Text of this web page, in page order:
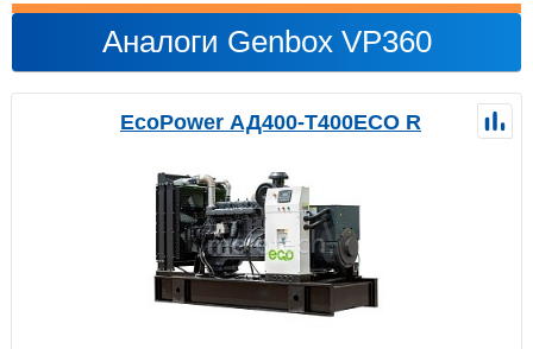
Аналоги Genbox VP360
EcoPower АД400-T400ECO R